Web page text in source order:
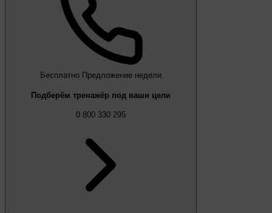
Бесплатно Предложение недели
Подберём тренажёр под ваши цели
0 800 330 295